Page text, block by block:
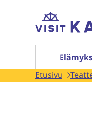
sisältöön
Etusivu
Elämykset
Etusivu